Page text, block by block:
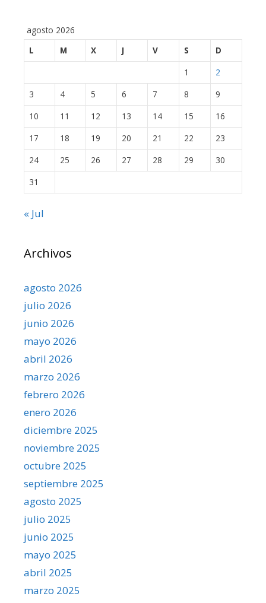
agosto 2026
L
M X J V S
D
1
2
3
4 5 6 7 8
9
10
11 12 13 14 15
16
17
18 19 20 21 22
23
24
25 26 27 28 29
30
31
« Jul
Archivos
agosto 2026
julio 2026
junio 2026
mayo 2026
abril 2026
marzo 2026
febrero 2026
enero 2026
diciembre 2025
noviembre 2025
octubre 2025
septiembre 2025
agosto 2025
julio 2025
junio 2025
mayo 2025
abril 2025
marzo 2025